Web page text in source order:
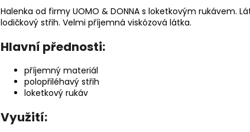
Halenka od firmy UOMO & DONNA s loketkovým rukávem.
lodičkový střih. Velmi příjemná viskózová látka.
Hlavní přednosti:
příjemný materiál
polopřiléhavý střih
loketkový rukáv
Využití: